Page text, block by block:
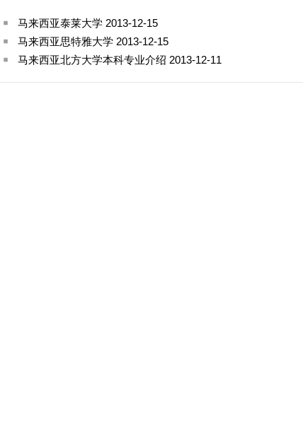
马来西亚泰莱大学 2013-12-15
马来西亚思特雅大学 2013-12-15
马来西亚北方大学本科专业介绍 2013-12-11